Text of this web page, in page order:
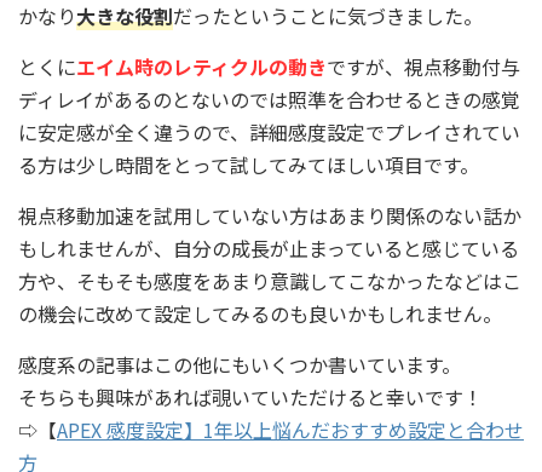
かなり大きな役割だったということに気づきました。
とくにエイム時のレティクルの動きですが、視点移動付与
ディレイがあるのとないのでは照準を合わせるときの感覚
に安定感が全く違うので、詳細感度設定でプレイされてい
る方は少し時間をとって試してみてほしい項目です。
視点移動加速を試用していない方はあまり関係のない話か
もしれませんが、自分の成長が止まっていると感じている
方や、そもそも感度をあまり意識してこなかったなどはこ
の機会に改めて設定してみるのも良いかもしれません。
感度系の記事はこの他にもいくつか書いています。
そちらも興味があれば覗いていただけると幸いです！
⇨【APEX 感度設定】1年以上悩んだおすすめ設定と合わせ
方